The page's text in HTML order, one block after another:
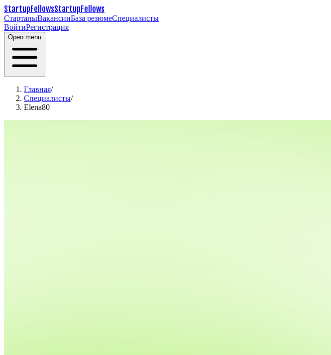
StartupFellowsStartupFellows
СтартапыВакансииБаза резюмеСпециалисты
ВойтиРегистрация
Open menu
Главная/
Специалисты/
Elena80